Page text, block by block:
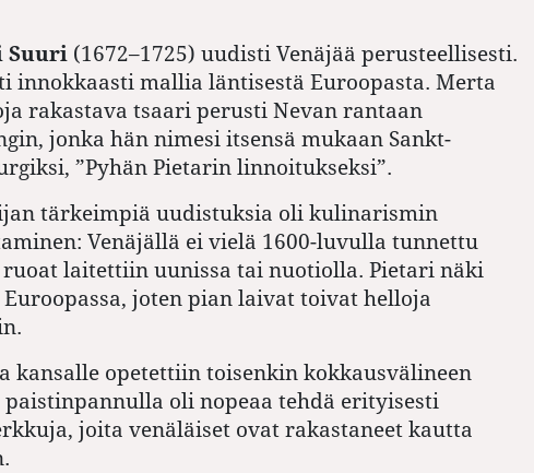
Suuri (1672–1725) uudisti Venäjää perusteellisesti.
innokkaasti mallia läntisestä Euroopasta. Merta
rakastava tsaari perusti Nevan rantaan
jonka hän nimesi itsensä mukaan Sankt-
”Pyhän Pietarin linnoitukseksi”.
tärkeimpiä uudistuksia oli kulinarismin
Venäjällä ei vielä 1600-luvulla tunnettu
ruoat laitettiin uunissa tai nuotiolla. Pietari näki
joten pian laivat toivat helloja
kansalle opetettiin toisenkin kokkausvälineen
oli nopeaa tehdä erityisesti
joita venäläiset ovat rakastaneet kautta